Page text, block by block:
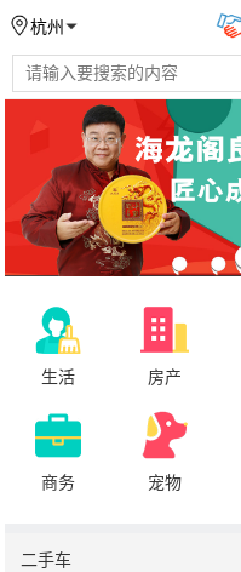
杭州
生活 房产
商务 宠物
二手车